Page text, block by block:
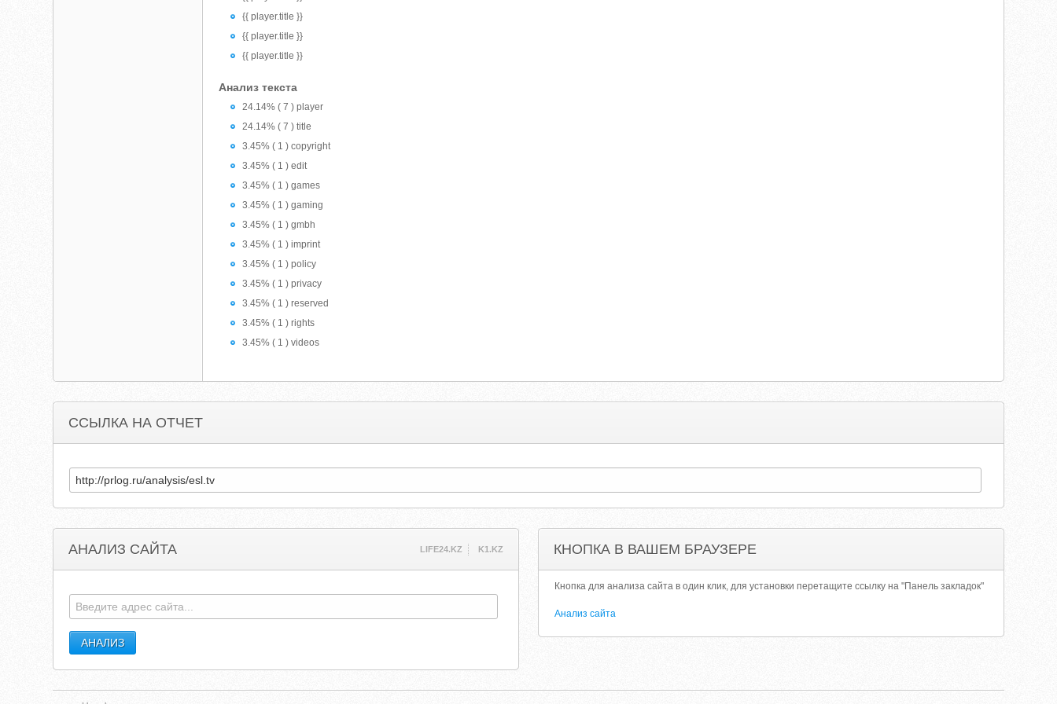
{{ player.title }}
{{ player.title }}
{{ player.title }}
Анализ текста
24.14% ( 7 ) player
24.14% ( 7 ) title
3.45% ( 1 ) copyright
3.45% ( 1 ) edit
3.45% ( 1 ) games
3.45% ( 1 ) gaming
3.45% ( 1 ) gmbh
3.45% ( 1 ) imprint
3.45% ( 1 ) policy
3.45% ( 1 ) privacy
3.45% ( 1 ) reserved
3.45% ( 1 ) rights
3.45% ( 1 ) videos
ССЫЛКА НА ОТЧЕТ
АНАЛИЗ САЙТА LIFE24.KZ K1.KZ КНОПКА В ВАШЕМ БРАУЗЕРЕ
Кнопка для анализа сайта в один клик, для установки перетащите ссылку на "Панель закладок"
Анализ сайта